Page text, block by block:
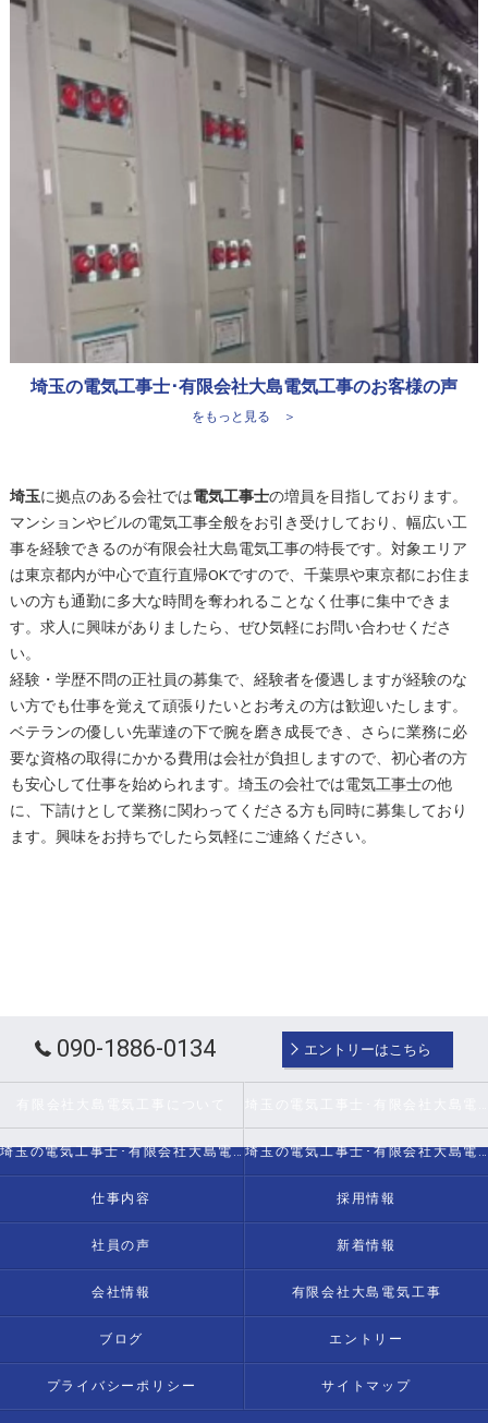
埼玉の電気工事士･有限会社大島電気工事のお客様の声
をもっと見る ＞
埼玉に拠点のある会社では電気工事士の増員を目指しております。
マンションやビルの電気工事全般をお引き受けしており、幅広い工
事を経験できるのが有限会社大島電気工事の特長です。対象エリア
は東京都内が中心で直行直帰OKですので、千葉県や東京都にお住ま
いの方も通勤に多大な時間を奪われることなく仕事に集中できま
す。求人に興味がありましたら、ぜひ気軽にお問い合わせくださ
い。
経験・学歴不問の正社員の募集で、経験者を優遇しますが経験のな
い方でも仕事を覚えて頑張りたいとお考えの方は歓迎いたします。
ベテランの優しい先輩達の下で腕を磨き成長でき、さらに業務に必
要な資格の取得にかかる費用は会社が負担しますので、初心者の方
も安心して仕事を始められます。 埼玉の会社では電気工事士の他
に、下請けとして業務に関わってくださる方も同時に募集しており
ます。興味をお持ちでしたら気軽にご連絡ください。
090-1886-0134 エントリーはこちら
埼玉の電気工事士･有限会社大島電気工事の評判 埼玉の電気工事士･有限会社大島電気工事のお客様の声
仕事内容 採用情報
社員の声 新着情報
会社情報 有限会社大島電気工事
ブログ エントリー
プライバシーポリシー サイトマップ